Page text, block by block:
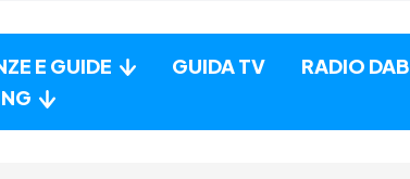
E GUIDE GUIDA TV RADIO DAB